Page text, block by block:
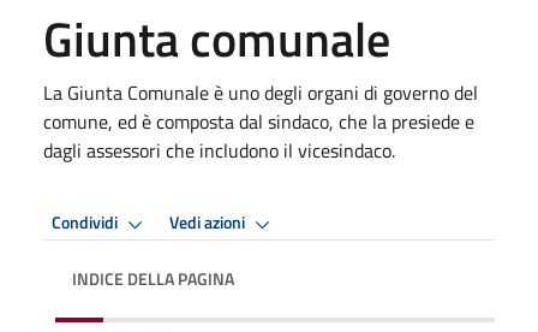
Giunta comunale
La Giunta Comunale è uno degli organi di governo del
comune, ed è composta dal sindaco, che la presiede e
dagli assessori che includono il vicesindaco.
Condividi Vedi azioni
INDICE DELLA PAGINA